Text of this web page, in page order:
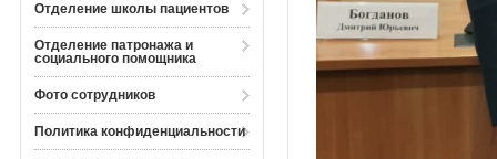
Отделение школы пациентов
Отделение патронажа и
социального помощника
Фото сотрудников
Политика конфиденциальности